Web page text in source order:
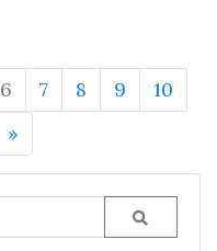
6 7 8 9
10
»